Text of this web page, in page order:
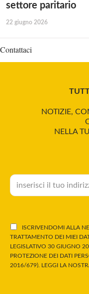
settore paritario
22 giugno 2026
Contattaci
NOTIZIE,
NELLA
ISCRIVENDOMI ALLA
TRATTAMENTO DEI MIEI
LEGISLATIVO 30 GIUGNO
PROTEZIONE DEI DATI
2016/679). LEGGI LA